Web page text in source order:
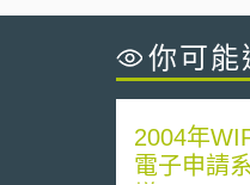
你可能
2004年
電子申請